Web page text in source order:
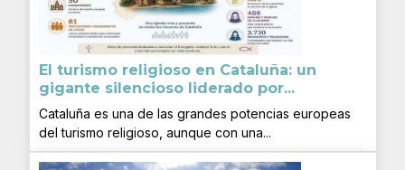
El turismo religioso en Cataluña: un
gigante silencioso liderado por...
Cataluña es una de las grandes potencias europeas
del turismo religioso, aunque con una...